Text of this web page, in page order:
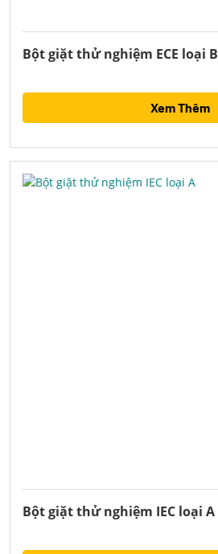
Bột giặt thử nghiệm ECE loại B
Xem Thêm
Bột giặt thử nghiệm IEC loại A